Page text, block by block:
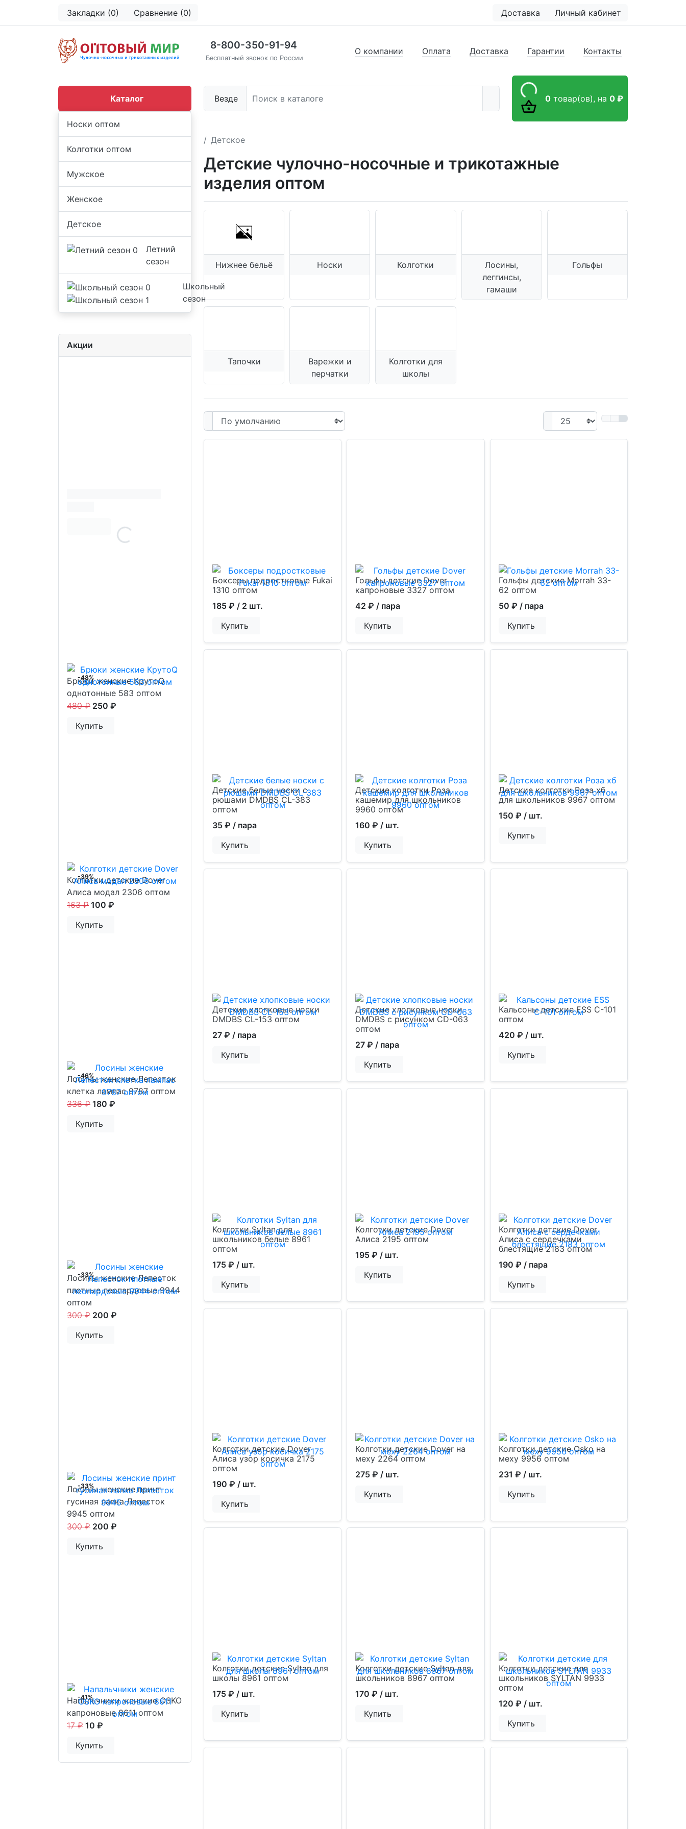
Закладки (0) Сравнение (0) Доставка Личный кабинет
8-800-350-91-94
Бесплатный звонок по России
Везде
О компании Оплата Доставка Гарантии Контакты
0 товар(ов), на 0 ₽
Каталог
Носки оптом
Колготки оптом
Мужское
Женское
Детское
Летний
сезон
Школьный
сезон
Акции
-48%
Брюки женские КрутоQ
однотонные 583 оптом
480 ₽ 250 ₽
Купить
-39%
Колготки детские Dover
Алиса модал 2306 оптом
163 ₽ 100 ₽
Купить
-46%
Лосины женские Лепесток
клетка лампас 9787 оптом
336 ₽ 180 ₽
Купить
-33%
Лосины женские Лепесток
плотные леопардовые 9944
оптом
300 ₽ 200 ₽
Купить
-33%
Лосины женские принт
гусиная лапка Лепесток
9945 оптом
300 ₽ 200 ₽
Купить
-41%
Напальчники женские OSKO
капроновые 8611 оптом
17 ₽ 10 ₽
Купить
Детское
Детские чулочно-носочные и трикотажные
изделия оптом
Нижнее бельё Носки Колготки
Лосины,
леггинсы,
гамаши
Гольфы
Тапочки
Варежки и
перчатки
Колготки для
школы
Боксеры подростковые Fukai
1310 оптом
185 ₽ / 2 шт.
Купить
Гольфы детские Dover
капроновые 3327 оптом
42 ₽ / пара
Купить
Гольфы детские Morrah 33-
62 оптом
50 ₽ / пара
Купить
Детские белые носки с
рюшами DMDBS CL-383
оптом
35 ₽ / пара
Купить
Детские колготки Роза
кашемир для школьников
9960 оптом
160 ₽ / шт.
Купить
Детские колготки Роза хб
для школьников 9967 оптом
150 ₽ / шт.
Купить
Детские хлопковые носки
DMDBS CL-153 оптом
27 ₽ / пара
Купить
Детские хлопковые носки
DMDBS с рисунком CD-063
оптом
27 ₽/ пара
Купить
Кальсоны детские ESS С-101
оптом
420 ₽ / шт.
Купить
Колготки Syltan для
школьников белые 8961
оптом
175 ₽ / шт.
Купить
Колготки детские Dover
Алиса 2195 оптом
195 ₽ / шт.
Купить
Колготки детские Dover
Алиса с сердечками
блестящие 2183 оптом
190 ₽ / пара
Купить
Колготки детские Dover
Алиса узор косичка 2175
оптом
190 ₽ / шт.
Купить
Колготки детские Dover на
меху 2264 оптом
275 ₽ / шт.
Купить
Колготки детские Osko на
меху 9956 оптом
231 ₽ / шт.
Купить
Колготки детские Syltan для
школы 8961 оптом
175 ₽ / шт.
Купить
Колготки детские Syltan для
школьников 8967 оптом
170 ₽/ шт.
Купить
Колготки детские для
школьников SYLTAN 9933
оптом
120 ₽ / шт.
Купить